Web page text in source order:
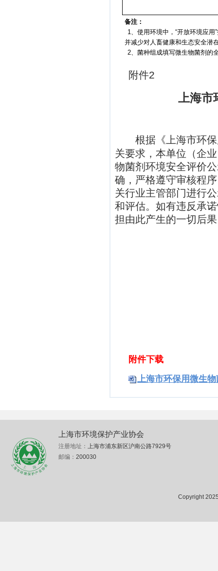
备注：
1、使用环境中， “开放环境应用”
并减少对人畜健康和生态安全潜
2、菌种组成填写微生物菌剂的
附件2
上海市
根据《上海市环
关要求，本单位（企
物菌剂环境安全评价
确，严格遵守审核程
关行业主管部门进行
和评估。如有违反承
担由此产生的一切后
附件下载
上海市环保用微生
上海市环境保护产业协会
注册地址： 上海市浦东新区沪南公路7929号
邮编： 200030
Copyright